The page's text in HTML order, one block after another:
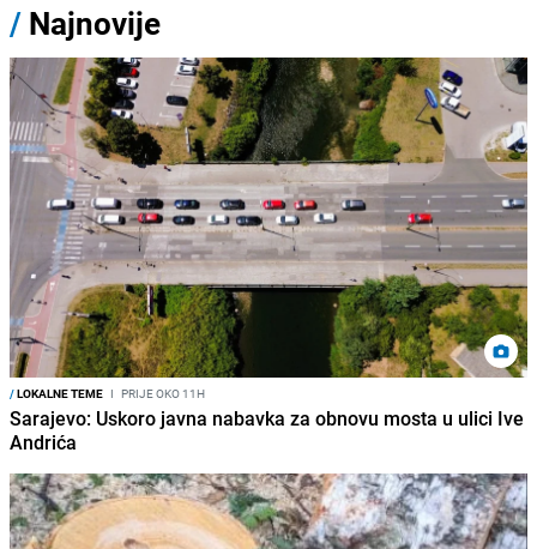
/ Najnovije
/LOKALNE TEME I PRIJE OKO 11H
Sarajevo: Uskoro javna nabavka za obnovu mosta u ulici Ive
Andrića